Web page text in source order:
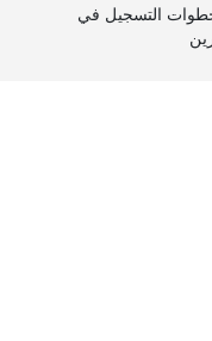
التسجيل في